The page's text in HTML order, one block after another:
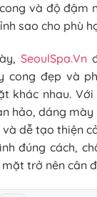
và độ đậm
sao cho phù
SeoulSpa.Vn
cong đẹp và
khác nhau.
hảo, dáng
dễ tạo thiện
đúng cách,
trở nên cân